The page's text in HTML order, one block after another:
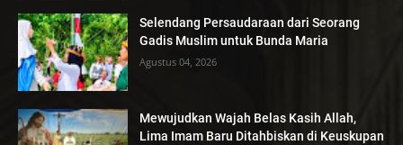
Selendang Persaudaraan dari Seorang
Gadis Muslim untuk Bunda Maria
Agustus 04, 2026
Mewujudkan Wajah Belas Kasih Allah,
Lima Imam Baru Ditahbiskan di Keuskupan